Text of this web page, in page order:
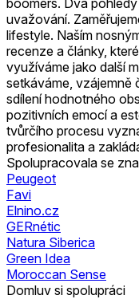
uvažování.
lifestyle. Naším
recenze a články,
využíváme jako další
setkáváme, vzájemně
sdílení hodnotného
pozitivních emocí a
tvůrčího procesu
profesionalita a
Spolupracovala se
Peugeot
Favi
Elnino.cz
GERnétic
Natura Siberica
Green Idea
Moroccan Sense
Domluv si spolupráci